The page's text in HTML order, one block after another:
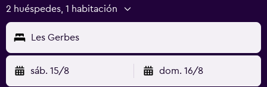
2 huéspedes, 1 habitación
Les Gerbes
sáb. 15/8 dom. 16/8